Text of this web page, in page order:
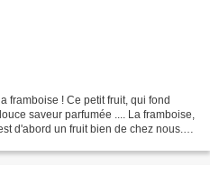
framboise ! Ce petit fruit, qui fond
saveur parfumée .... La framboise,
d'abord un fruit bien de chez nous.